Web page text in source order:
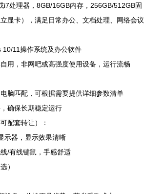
i7处理器，8GB/16GB内存，256GB/512GB固
显卡），满足日常办公、文档处理、网络会议
10/11操作系统及办公软件
用，非网吧或高强度使用设备，运行流畅
脑匹配，可根据需要提供详细参数清单
确保长期稳定运行
配套转让）：
示器，显示效果清晰
/有线键鼠，手感舒适
）